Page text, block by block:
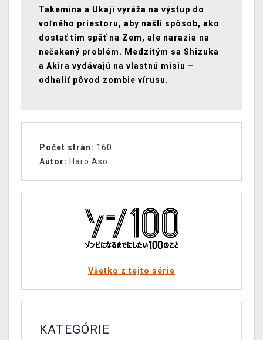
Takemina a Ukaji vyráža na výstup do
voľného priestoru, aby našli spôsob, ako
dostať tím späť na Zem, ale narazia na
nečakaný problém. Medzitým sa Shizuka
a Akira vydávajú na vlastnú misiu –
odhaliť pôvod zombie vírusu.
Počet strán: 160
Autor: Haro Aso
Všetko z tejto série
KATEGÓRIE